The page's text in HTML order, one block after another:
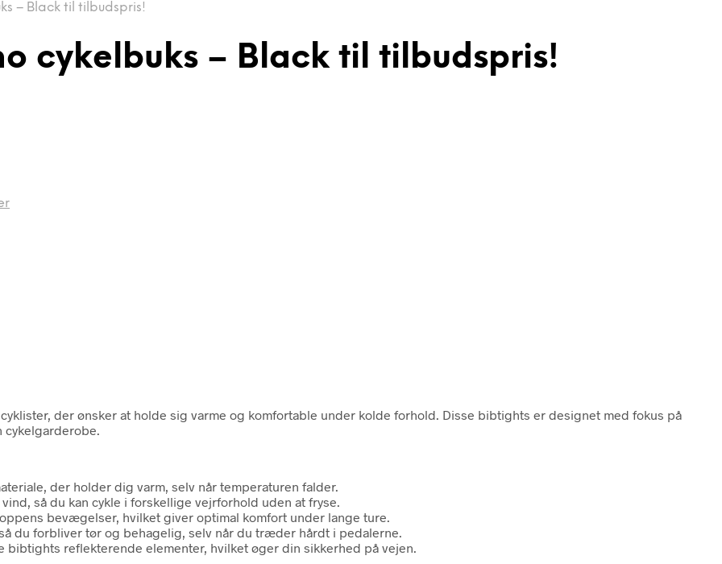
– Black til tilbudspris!
cykelbuks – Black til tilbudspris!
der ønsker at holde sig varme og komfortable under kolde forhold. Disse bibtights er designet med fokus på
der holder dig varm, selv når temperaturen falder.
så du kan cykle i forskellige vejrforhold uden at fryse.
bevægelser, hvilket giver optimal komfort under lange ture.
du forbliver tør og behagelig, selv når du træder hårdt i pedalerne.
reflekterende elementer, hvilket øger din sikkerhed på vejen.